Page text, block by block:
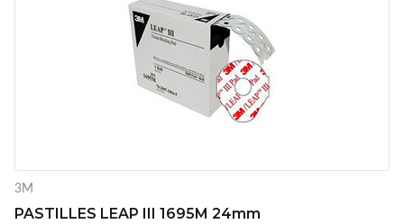
3M
PASTILLES LEAP III 1695M 24mm